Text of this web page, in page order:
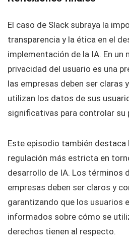
El caso de Slack subraya la
transparencia y la ética en el
implementación de la IA. En un
privacidad del usuario es una
las empresas deben ser claras
utilizan los datos de sus
significativas para controlar su
Este episodio también destaca
regulación más estricta en
desarrollo de IA. Los términos
empresas deben ser claros y
garantizando que los usuarios
informados sobre cómo se
derechos tienen al respecto.